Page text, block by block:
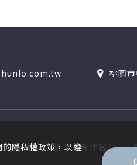
桃園
產品介紹 合作客戶
隱私權政策，以遵